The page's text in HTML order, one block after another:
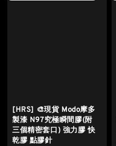
[HRS] 🎨現貨 Modo摩多
製漆 N97究極瞬間膠(附
三個精密套口) 強力膠 快
乾膠 點膠針